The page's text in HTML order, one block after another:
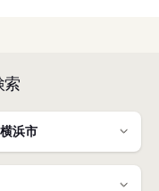
索